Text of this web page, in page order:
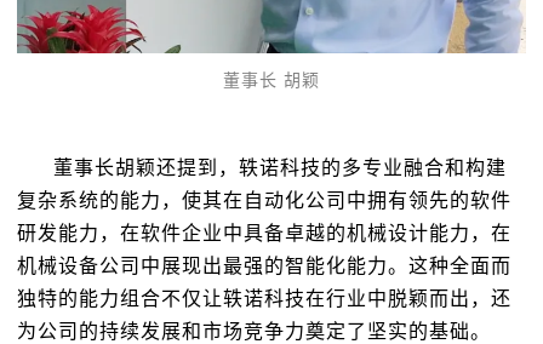
董事长 胡颖
董事长胡颖还提到，轶诺科技的多专业融合和构建
复杂系统的能力，使其在自动化公司中拥有领先的软件
研发能力，在软件企业中具备卓越的机械设计能力，在
机械设备公司中展现出最强的智能化能力。这种全面而
独特的能力组合不仅让轶诺科技在行业中脱颖而出，还
为公司的持续发展和市场竞争力奠定了坚实的基础。